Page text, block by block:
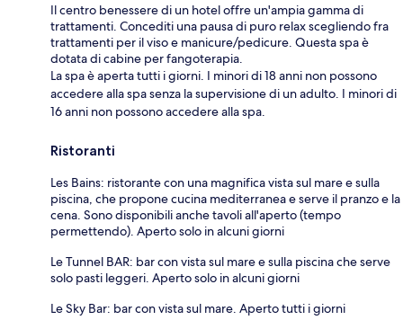
Il centro benessere di un hotel offre un'ampia gamma di
trattamenti. Concediti una pausa di puro relax scegliendo fra
trattamenti per il viso e manicure/pedicure. Questa spa è
dotata di cabine per fangoterapia.
La spa è aperta tutti i giorni. I minori di 18 anni non possono
accedere alla spa senza la supervisione di un adulto. I minori di
16 anni non possono accedere alla spa.
Ristoranti
Les Bains: ristorante con una magnifica vista sul mare e sulla
piscina, che propone cucina mediterranea e serve il pranzo e la
cena. Sono disponibili anche tavoli all'aperto (tempo
permettendo). Aperto solo in alcuni giorni
Le Tunnel BAR: bar con vista sul mare e sulla piscina che serve
solo pasti leggeri. Aperto solo in alcuni giorni
Le Sky Bar: bar con vista sul mare. Aperto tutti i giorni